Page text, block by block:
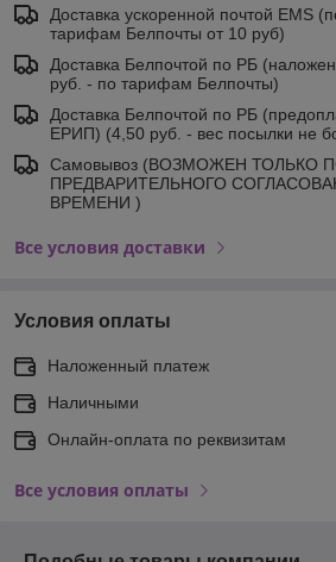
Доставка ускоренной почтой EMS
тарифам Белпочты от 10 руб)
Доставка Белпочтой по РБ
руб. - по тарифам Белпочты)
Доставка Белпочтой по РБ
ЕРИП) (4,50 руб. - вес посылки не
Самовывоз (ВОЗМОЖЕН ТОЛЬКО
ПРЕДВАРИТЕЛЬНОГО
ВРЕМЕНИ )
Все условия доставки
Условия оплаты
Наложенный платеж
Наличными
Онлайн-оплата по реквизитам
Все условия оплаты